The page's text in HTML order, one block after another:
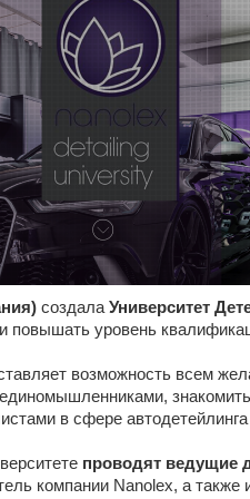
создала Университет
повышать уровень
возможность всем
в сфере
проводят ведущие
компании Nanolex, а также